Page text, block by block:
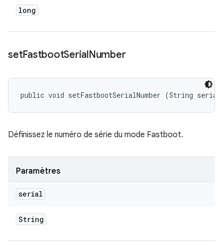
long
setFastbootSerialNumber
public void setFastbootSerialNumber (String
Définissez le numéro de série du mode Fastboot.
Paramètres
serial
String